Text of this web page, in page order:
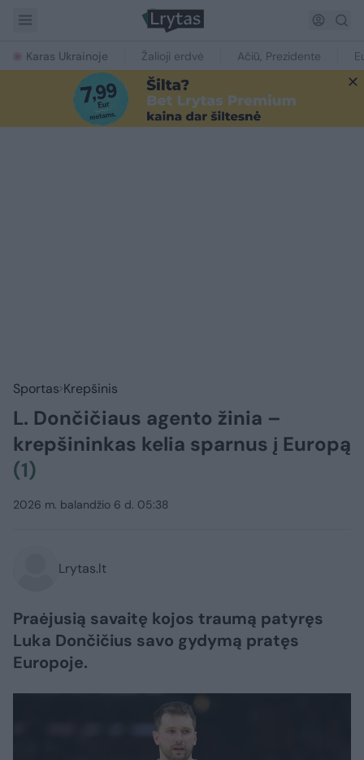
Karas Ukrainoje Žalioji erdvė Ačiū, Prezidente
Sportas Krepšinis
L. Dončičiaus agento žinia –
krepšininkas kelia sparnus į Europą
(1)
2026 m. balandžio 6 d. 05:38
Lrytas.lt
Praėjusią savaitę kojos traumą patyręs
Luka Dončičius savo gydymą pratęs
Europoje.